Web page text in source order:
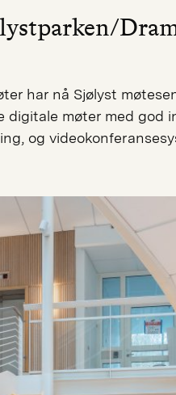
du etter?
har nå Sjølyst
møter med god
og